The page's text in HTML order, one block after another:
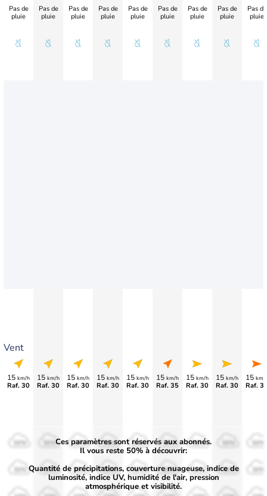
Vent
Pas de
pluie
15 km/h
Raf. 30
Pas de
pluie
15 km/h
Raf. 30
Pas de
pluie
15 km/h
Raf. 30
Pas de
pluie
15 km/h
Raf. 30
Pas de
pluie
15 km/h
Raf. 30
Pas de
pluie
15 km/h
Raf. 35
Pas de
pluie
15 km/h
Raf. 30
Pas de
pluie
15 km/h
Raf. 30
Pas de
pluie
15 km/
Raf.
50%
30%
50%
30%
50%
30%
50%
30%
50%
30%
50%
30%
50%
30% 30% 30%
Ces paramètres sont réservés aux abonnés.
Il vous reste 50% à découvrir:
Quantité de précipitations, couverture nuageuse, indice de
luminosité, indice UV, humidité de l'air, pression
atmosphérique et visibilité.